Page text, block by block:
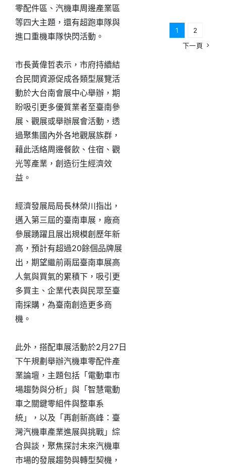
零配件區、汽機車周邊產業區
等四大主題，還有超跑車隊與
進口重機車隊快閃活動。
市長黃偉哲表示，市府持續結
合民間資源促成各類型展覽活
動於大台南會展中心舉辦，期
盼吸引更多優質業者至臺南參
展、觀展或舉辦展會活動，透
過聚集國內外各地觀展族群，
藉此活絡周邊餐飲、住宿、觀
光等產業，創造衍生經濟效
益。
經濟發展局局長林榮川指出，
邁入第三屆的臺南車展，廠商
參展踴躍且展出規模創歷年新
高，預計有超過20餘個品牌展
出，期望繼前兩屆臺南車展高
人氣與買氣的累積下，吸引更
多買主、企業代表與民眾至臺
南採購，為臺南創造更多商
機。
此外，搭配車展活動於2月27日
下午規劃舉辦汽機車零配件產
業論壇，主題包括「電動車市
場趨勢與分析」與「智慧電動
車之關鍵零組件與整車系
統」，以及「再創新高峰：臺
灣汽機車產業進展與挑戰」綜
合與談，聚焦探討未來汽機車
市場的發展趨勢與轉型契機，
1
2
下一頁